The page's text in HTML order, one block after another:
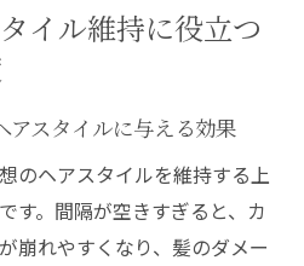
イル維持に役立つ
アスタイルに与える効果
のヘアスタイルを維持する上
す。間隔が空きすぎると、カ
崩れやすくなり、髪のダメー